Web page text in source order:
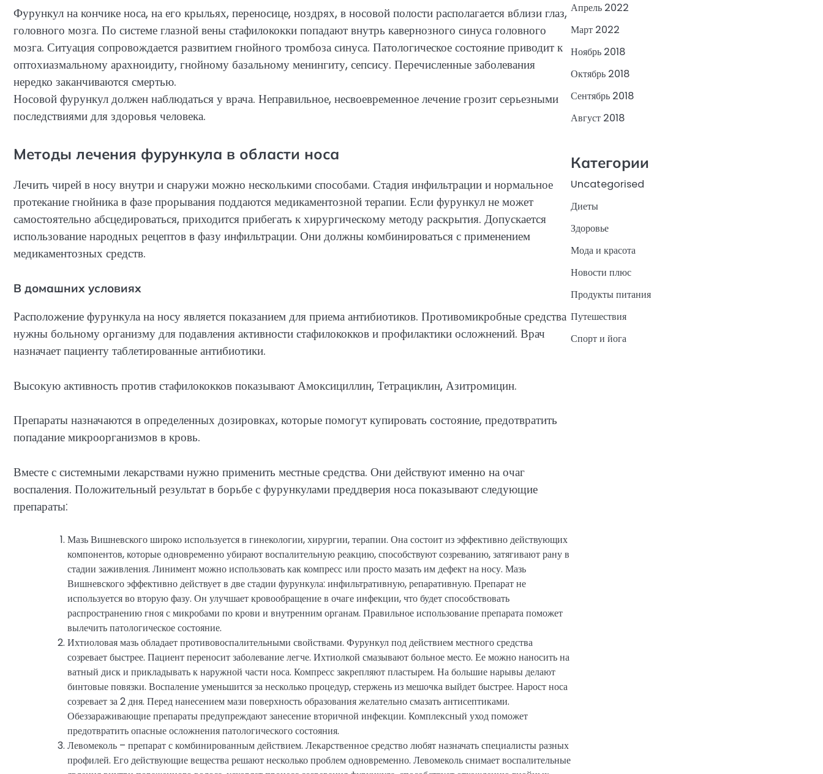
Фурункул на кончике носа, на его крыльях, переносице, ноздрях, в носовой полости располагается вблизи глаз,
головного мозга. По системе глазной вены стафилококки попадают внутрь кавернозного синуса головного
мозга. Ситуация сопровождается развитием гнойного тромбоза синуса. Патологическое состояние приводит к
оптохиазмальному арахноидиту, гнойному базальному менин­гиту, сепсису. Перечисленные заболевания
нередко заканчиваются смертью.
Носовой фурункул должен наблюдаться у врача. Неправильное, несвоевременное лечение грозит серьезными
последствиями для здоровья человека.
Методы лечения фурункула в области носа
Лечить чирей в носу внутри и снаружи можно несколькими способами. Стадия инфильтрации и нормальное
протекание гнойника в фазе прорывания поддаются медикаментозной терапии. Если фурункул не может
самостоятельно абсцедироваться, приходится прибегать к хирургическому методу раскрытия. Допускается
использование народных рецептов в фазу инфильтрации. Они должны комбинироваться с применением
медикаментозных средств.
В домашних условиях
Расположение фурункула на носу является показанием для приема антибиотиков. Противомикробные средства
нужны больному организму для подавления активности стафилококков и профилактики осложнений. Врач
назначает пациенту таблетированные антибиотики.
Высокую активность против стафилококков показывают Амоксициллин, Тетрациклин, Азитромицин.
Препараты назначаются в определенных дозировках, которые помогут купировать состояние, предотвратить
попадание микроорганизмов в кровь.
Вместе с системными лекарствами нужно применить местные средства. Они действуют именно на очаг
воспаления. Положительный результат в борьбе с фурункулами преддверия носа показывают следующие
препараты:
Мазь Вишневского широко используется в гинекологии, хирургии, терапии. Она состоит из эффективно действующих
компонентов, которые одновременно убирают воспалительную реакцию, способствуют созреванию, затягивают рану в
стадии заживления. Линимент можно использовать как компресс или просто мазать им дефект на носу. Мазь
Вишневского эффективно действует в две стадии фурункула: инфильтративную, репаративную. Препарат не
используется во вторую фазу. Он улучшает кровообращение в очаге инфекции, что будет способствовать
распространению гноя с микробами по крови и внутренним органам. Правильное использование препарата поможет
вылечить патологическое состояние.
Ихтиоловая мазь обладает противовоспалительными свойствами. Фурункул под действием местного средства
созревает быстрее. Пациент переносит заболевание легче. Ихтиолкой смазывают больное место. Ее можно наносить на
ватный диск и прикладывать к наружной части носа. Компресс закрепляют пластырем. На большие нарывы делают
бинтовые повязки. Воспаление уменьшится за несколько процедур, стержень из мешочка выйдет быстрее. Нарост носа
созревает за 2 дня. Перед нанесением мази поверхность образования желательно смазать антисептиками.
Обеззараживающие препараты предупреждают занесение вторичной инфекции. Комплексный уход поможет
предотвратить опасные осложнения патологического состояния.
Левомеколь – препарат с комбинированным действием. Лекарственное средство любят назначать специалисты разных
профилей. Его действующие вещества решают несколько проблем одновременно. Левомеколь снимает воспалительные
Апрель 2022
Март 2022
Ноябрь 2018
Октябрь 2018
Сентябрь 2018
Август 2018
Категории
Uncategorised
Диеты
Здоровье
Мода и красота
Новости плюс
Продукты питания
Путешествия
Спорт и йога